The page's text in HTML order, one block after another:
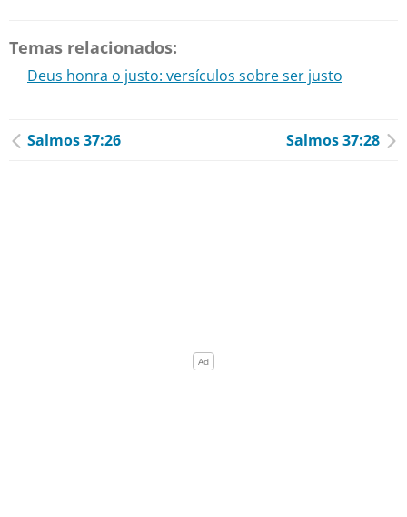
Temas relacionados:
Deus honra o justo: versículos sobre ser justo
Salmos 37:26 Salmos 37:28